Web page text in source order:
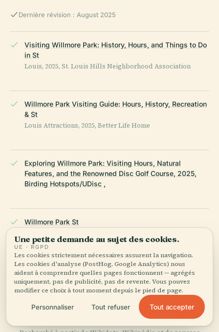
Dernière révision : August 2025
Visiting Willmore Park: History, Hours, and Things to Do
in St
Louis, 2025, St. Louis Hills Neighborhood Association
Willmore Park Visiting Guide: Hours, History, Recreation
& St
Louis Attractions, 2025, Better Life Home
Exploring Willmore Park: Visiting Hours, Natural
Features, and the Renowned Disc Golf Course, 2025,
Birding Hotspots/UDisc ,
Willmore Park St
Official St. Louis Parks Department , Metro Transit St. Louis
St
Louis City Talk Articles on Willmore Park, 2014
Une petite demande au sujet des cookies.
UE · RGPD
Les cookies strictement nécessaires assurent la navigation.
Les cookies d'analyse (PostHog, Google Analytics) nous
aident à comprendre quelles pages fonctionnent — agrégés
uniquement, pas de publicité, pas de revente. Vous pouvez
modifier ce choix à tout moment depuis le pied de page.
Personnaliser Tout refuser Tout accepter